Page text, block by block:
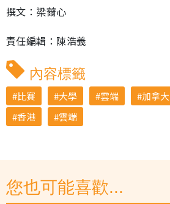
撰文：梁薾心
責任編輯：陳浩義
內容標籤
比賽 大學 雲端 加拿大
香港
雲端
您也可能喜歡...